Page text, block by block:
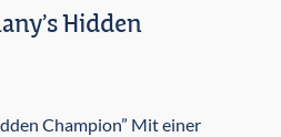
Hidden
Champion” Mit einer